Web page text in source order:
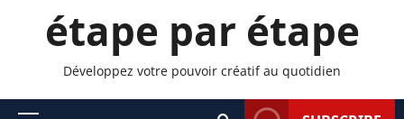
étape par étape
Développez votre pouvoir créatif au quotidien